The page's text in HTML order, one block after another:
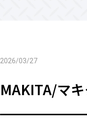
2026/03/27
MAKITA/マ